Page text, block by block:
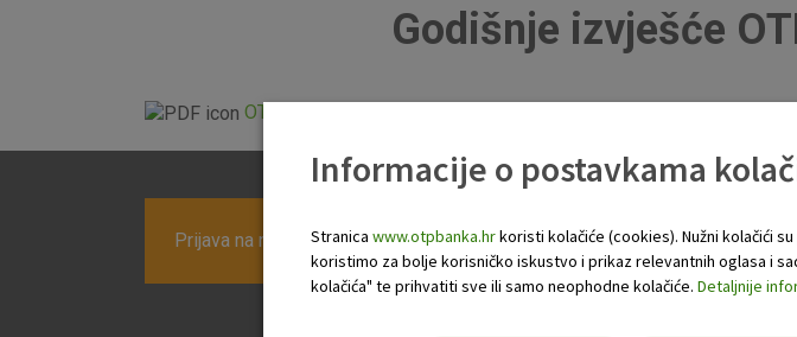
Godišnje izvješće
OTP Banka nekonsolidirani 31.12.2022.HRV docx.pdf
Prijava na newsletter OTP banke
Informacije o postavkama
Stranica www.otpbanka.hrkoristi kolačiće (cookies). Nužni kolačići
koristimo za bolje korisničko iskustvo i prikaz relevantnih oglasa i
kolačića" te prihvatiti sve ili samo neophodne kolačiće. Detaljnije